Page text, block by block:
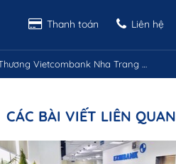
Thanh toán Liên hệ
Vietcombank Nha Trang Khánh Hòa
CÁC BÀI VIẾT LIÊN QUAN